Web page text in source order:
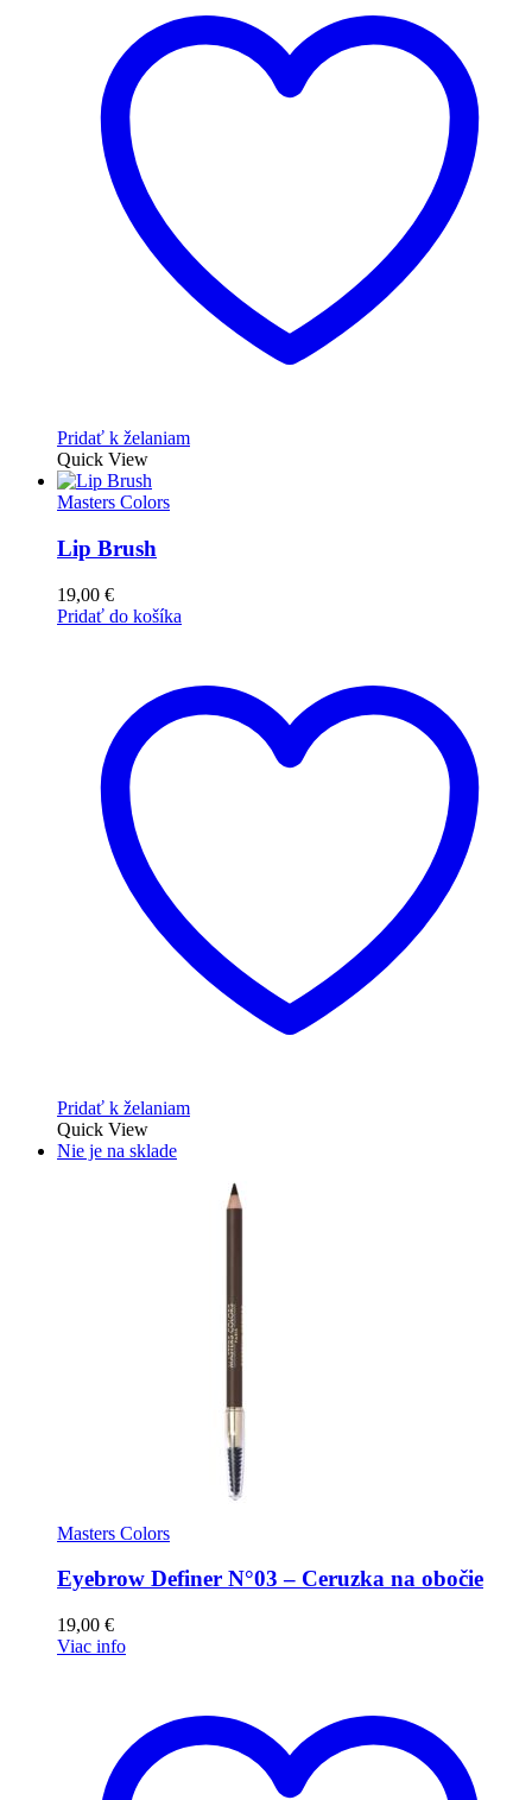
Pridať k želaniam
Quick View
Masters Colors
Lip Brush
19,00 €
Pridať do košíka
Pridať k želaniam
Quick View
Nie je na sklade
Masters Colors
Eyebrow Definer N°03 – Ceruzka na obočie
19,00 €
Viac info